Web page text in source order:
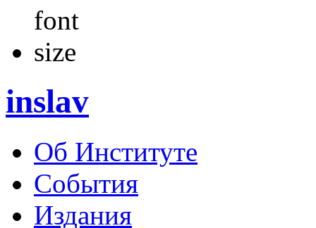
inslav
Об Институте
События
Издания